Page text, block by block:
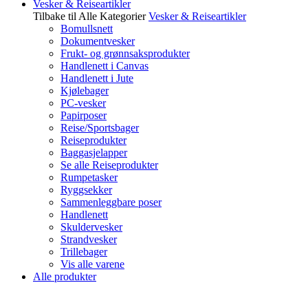
Vesker & Reiseartikler
Tilbake til Alle Kategorier Vesker & Reiseartikler
Bomullsnett
Dokumentvesker
Frukt- og grønnsaksprodukter
Handlenett i Canvas
Handlenett i Jute
Kjølebager
PC-vesker
Papirposer
Reise/Sportsbager
Reiseprodukter
Baggasjelapper
Se alle Reiseprodukter
Rumpetasker
Ryggsekker
Sammenleggbare poser
Handlenett
Skuldervesker
Strandvesker
Trillebager
Vis alle varene
Alle produkter